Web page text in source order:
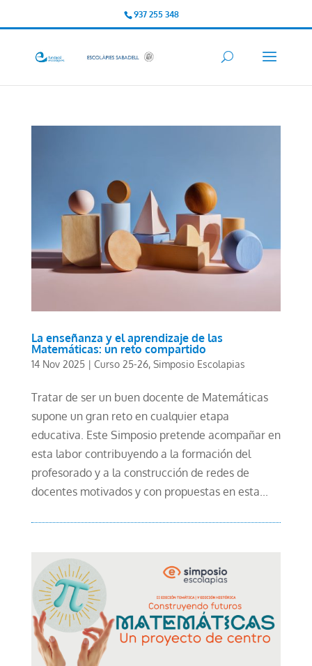
937 255 348
La enseñanza y el aprendizaje de las
Matemáticas: un reto compartido
14 Nov 2025| Curso 25-26, Simposio Escolapias
Tratar de ser un buen docente de Matemáticas
supone un gran reto en cualquier etapa
educativa. Este Simposio pretende acompañar en
esta labor contribuyendo a la formación del
profesorado y a la construcción de redes de
docentes motivados y con propuestas en esta...